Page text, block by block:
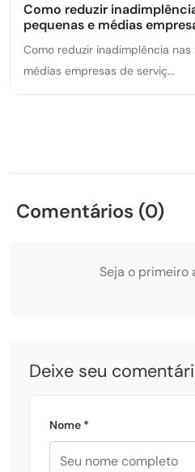
Como reduzir
pequenas e médias
Como reduzir inadimplência
médias empresas de serviç...
Comentários (0)
Seja o primeiro
Deixe seu
Nome *